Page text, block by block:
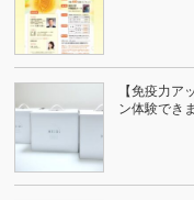
【免疫力ア
ン体験でき